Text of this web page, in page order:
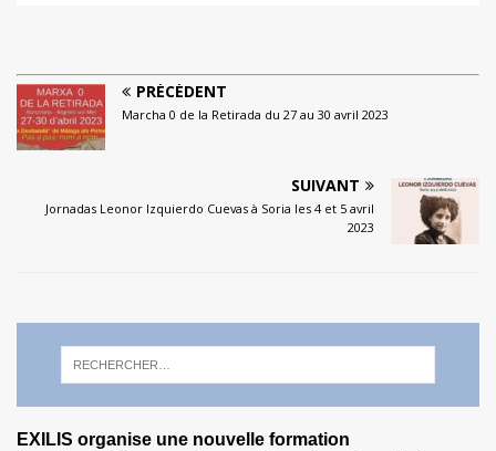
PRÉCÉDENT
Marcha 0 de la Retirada du 27 au 30 avril 2023
SUIVANT
Jornadas Leonor Izquierdo Cuevas à Soria les 4 et 5 avril
2023
EXILIS organise une nouvelle formation